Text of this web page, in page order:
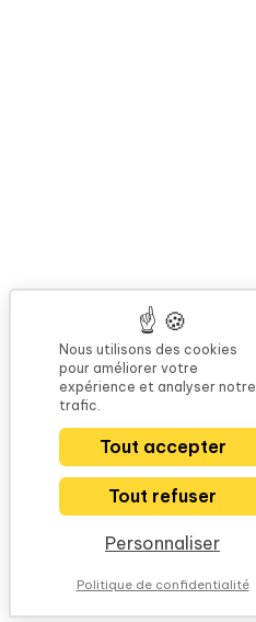
Nous utilisons des cookies
pour améliorer votre
expérience et analyser notre
trafic.
Tout accepter
Tout refuser
Personnaliser
Politique de confidentialité